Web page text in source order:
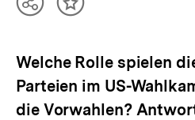
TeilenInhalt
Welche Rolle spielen
Parteien im US-
die Vorwahlen?